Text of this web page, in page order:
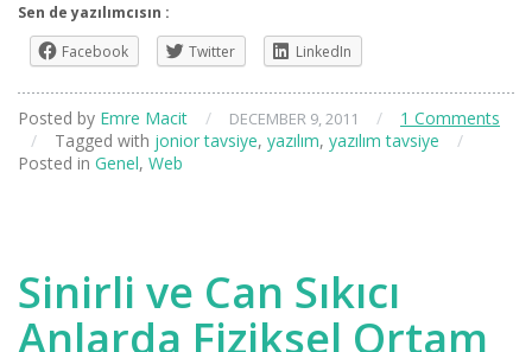
Sen de yazılımcısın :
Facebook
Twitter LinkedIn
Posted by Emre Macit / DECEMBER 9, 2011 /
1 Comments
/
Tagged with jonior tavsiye, yazılım, yazılım tavsiye
/
Posted in Genel, Web
Sinirli ve Can Sıkıcı
Anlarda Fiziksel Ortam